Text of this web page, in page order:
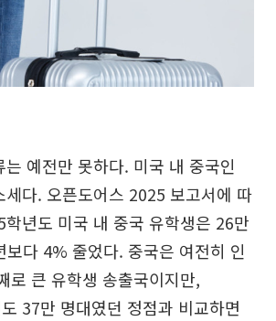
예전만 못하다. 미국 내 중국인
세다. 오픈도어스 2025 보고서에 따
년도 미국 내 중국 유학생은 26만
다 4% 줄었다. 중국은 여전히 인
로 큰 유학생 송출국이지만,
37만 명대였던 정점과 비교하면